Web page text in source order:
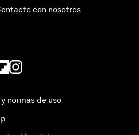
con nosotros
normas de uso